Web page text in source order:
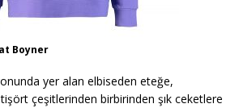
Boyner
yer alan elbiseden eteğe,
çeşitlerinden birbirinden şık ceketlere